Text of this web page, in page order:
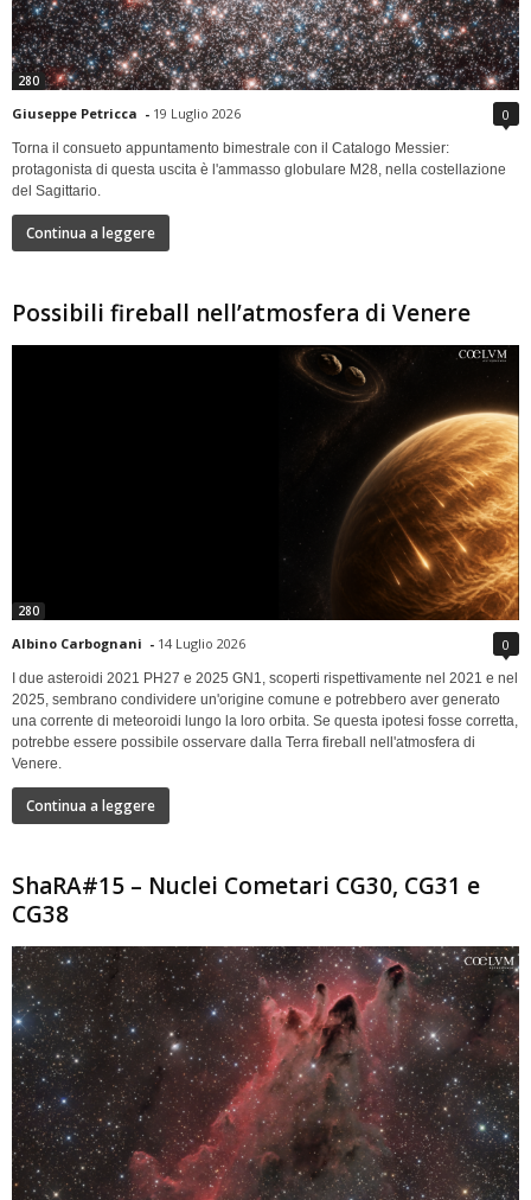
280
Giuseppe Petricca - 19 Luglio 2026 0
Torna il consueto appuntamento bimestrale con il Catalogo Messier:
protagonista di questa uscita è l'ammasso globulare M28, nella costellazione
del Sagittario.
Continua a leggere
Possibili fireball nell’atmosfera di Venere
280
Albino Carbognani - 14 Luglio 2026 0
I due asteroidi 2021 PH27 e 2025 GN1, scoperti rispettivamente nel 2021 e nel
2025, sembrano condividere un'origine comune e potrebbero aver generato
una corrente di meteoroidi lungo la loro orbita. Se questa ipotesi fosse corretta,
potrebbe essere possibile osservare dalla Terra fireball nell'atmosfera di
Venere.
Continua a leggere
ShaRA#15 – Nuclei Cometari CG30, CG31 e
CG38